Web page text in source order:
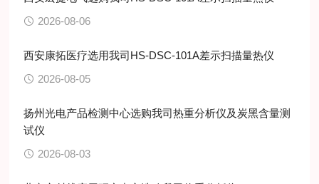
2026-08-06
西安康拓医疗选用我司HS-DSC-101A差示扫描量热仪
2026-08-05
扬州光电产品检测中心选购我司热重分析仪及炭黑含量测
试仪
2026-08-03